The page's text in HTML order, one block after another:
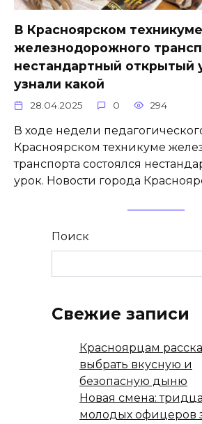
В Красноярском техникуме
железнодорожного
нестандартный открытый
узнали какой
28.04.2025 0 294
В ходе недели
Красноярском техникуме
транспорта состоялся
урок. Новости города
Поиск
Свежие записи
Красноярцам
выбрать вкусную и
безопасную дыню
Новая смена:
молодых офицеров